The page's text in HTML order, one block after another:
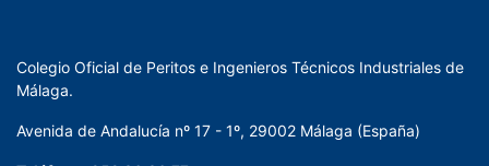
Colegio Oficial de Peritos e Ingenieros Técnicos Industriales de
Málaga.
Avenida de Andalucía nº 17 - 1º, 29002 Málaga (España)